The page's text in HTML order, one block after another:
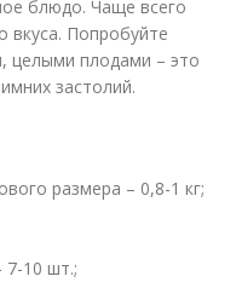
блюдо. Чаще всего
вкуса. Попробуйте
целыми плодами – это
застолий.
размера – 0,8-1 кг;
7-10 шт.;